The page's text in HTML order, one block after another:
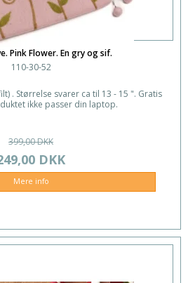
Pink Flower. En gry og sif.
110-30-52
. Størrelse svarer ca til 13 - 15 ". Gratis
ikke passer din laptop.
399,00 DKK
DKK
Mere info